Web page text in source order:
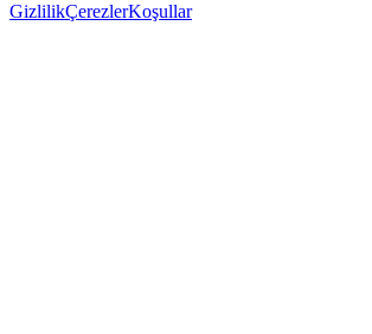
GizlilikÇerezlerKoşullar